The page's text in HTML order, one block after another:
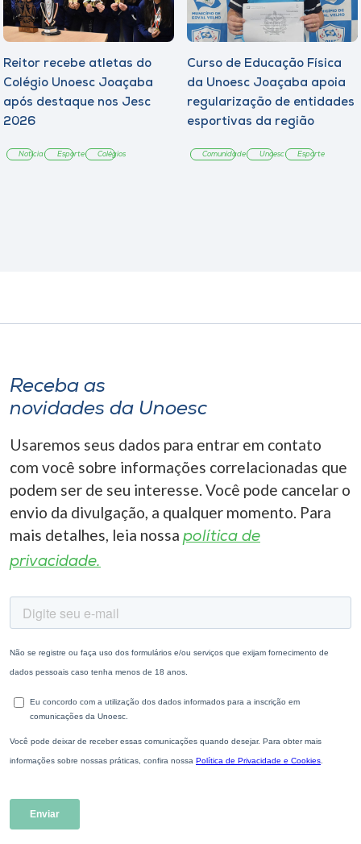
Reitor recebe atletas do
Colégio Unoesc Joaçaba
após destaque nos Jesc
2026
Notícia Esporte Colégios
Curso de Educação Física
da Unoesc Joaçaba apoia
regularização de entidades
esportivas da região
Comunidade Unoesc Esporte
Receba as
novidades da Unoesc
Usaremos seus dados para entrar em contato
com você sobre informações correlacionadas que
podem ser de seu interesse. Você pode cancelar o
envio da divulgação, a qualquer momento. Para
mais detalhes, leia nossa política de
privacidade.